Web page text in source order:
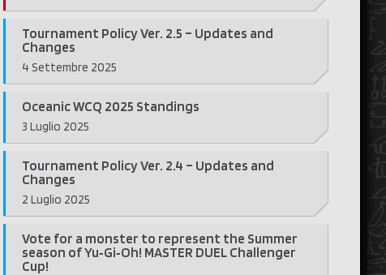
Tournament Policy Ver. 2.5 – Updates and
Changes
4 Settembre 2025
Oceanic WCQ 2025 Standings
3 Luglio 2025
Tournament Policy Ver. 2.4 – Updates and
Changes
2 Luglio 2025
Vote for a monster to represent the Summer
season of Yu‑Gi‑Oh! MASTER DUEL Challenger
Cup!